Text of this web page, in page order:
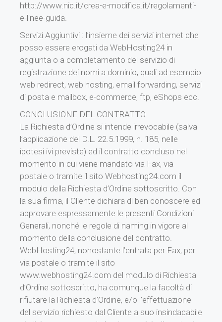
http://www.nic.it/crea-e-modifica.it/regolamenti-
e-linee-guida.
Servizi Aggiuntivi : l’insieme dei servizi internet che
posso essere erogati da WebHosting24 in
aggiunta o a completamento del servizio di
registrazione dei nomi a dominio, quali ad esempio
web redirect, web hosting, email forwarding, servizi
di posta e mailbox, e-commerce, ftp, eShops ecc.
CONCLUSIONE DEL CONTRATTO
La Richiesta d’Ordine si intende irrevocabile (salva
l’applicazione del D.L. 22.5.1999, n. 185, nelle
ipotesi ivi previste) ed il contratto concluso nel
momento in cui viene mandato via Fax, via
postale o tramite il sito Webhosting24.com il
modulo della Richiesta d’Ordine sottoscritto. Con
la sua firma, il Cliente dichiara di ben conoscere ed
approvare espressamente le presenti Condizioni
Generali, nonché le regole di naming in vigore al
momento della conclusione del contratto.
WebHosting24, nonostante l’entrata per Fax, per
via postale o tramite il sito
www.webhosting24.com del modulo di Richiesta
d’Ordine sottoscritto, ha comunque la facoltà di
rifiutare la Richiesta d’Ordine, e/o l’effettuazione
del servizio richiesto dal Cliente a suo insindacabile